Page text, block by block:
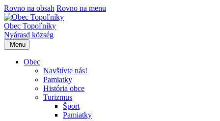
Rovno na obsah Rovno na menu
Obec Topoľníky
Nyárasd község
Menu
Obec
Navštívte nás!
Pamiatky
História obce
Turizmus
Šport
Pamiatky